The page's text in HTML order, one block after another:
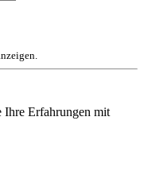
Ihre Erfahrungen mit